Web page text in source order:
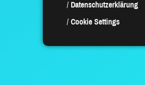
Datenschutzerklärung
Cookie Settings